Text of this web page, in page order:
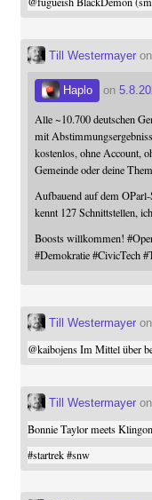
Till Westermayeron
Haplo on
Alle ~10.700 deutschen
mit
kostenlos, ohne Account,
Gemeinde oder deine
Aufbauend auf dem
kennt 127 Schnittstellen,
Boosts willkommen! #
#Demokratie #CivicTech #
Till Westermayeron
@kaibojensIm Mittel über
Till Westermayeron
Bonnie Taylor meets
#startrek #snw